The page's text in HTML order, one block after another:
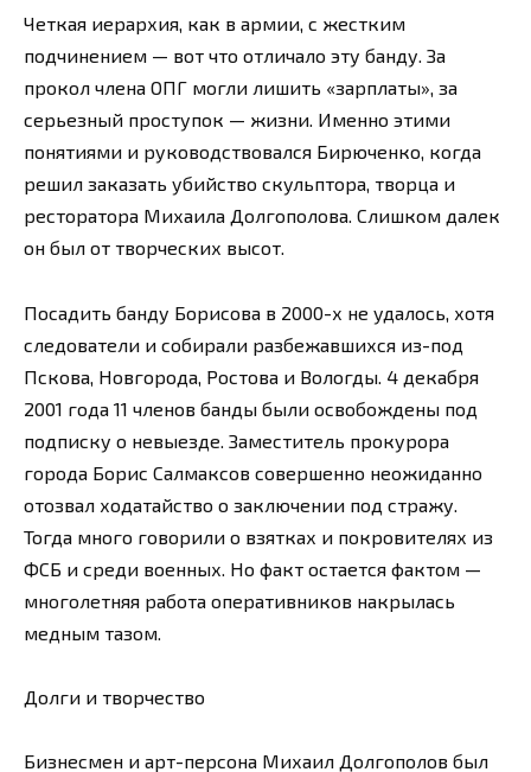
Четкая иерархия, как в армии, с жестким
подчинением — вот что отличало эту банду. За
прокол члена ОПГ могли лишить «зарплаты», за
серьезный проступок — жизни. Именно этими
понятиями и руководствовался Бирюченко, когда
решил заказать убийство скульптора, творца и
ресторатора Михаила Долгополова. Слишком далек
он был от творческих высот.
Посадить банду Борисова в 2000-х не удалось, хотя
следователи и собирали разбежавшихся из-под
Пскова, Новгорода, Ростова и Вологды. 4 декабря
2001 года 11 членов банды были освобождены под
подписку о невыезде. Заместитель прокурора
города Борис Салмаксов совершенно неожиданно
отозвал ходатайство о заключении под стражу.
Тогда много говорили о взятках и покровителях из
ФСБ и среди военных. Но факт остается фактом —
многолетняя работа оперативников накрылась
медным тазом.
Долги и творчество
Бизнесмен и арт-персона Михаил Долгополов был